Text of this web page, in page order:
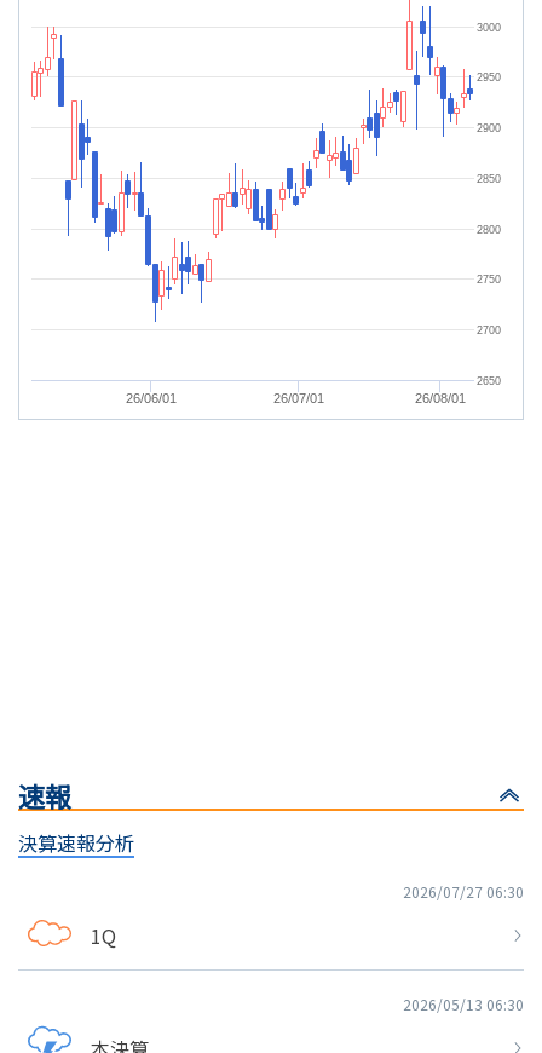
26/06/01 26/07/01 26/08/01
2650
2700
2750
2800
2850
2900
2950
3000
速報
決算速報分析
2026/07/27 06:30
1Q
2026/05/13 06:30